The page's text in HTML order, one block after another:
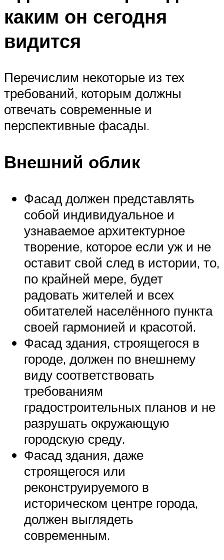
каким он сегодня
видится
Перечислим некоторые из тех
требований, которым должны
отвечать современные и
перспективные фасады.
Внешний облик
Фасад должен представлять
собой индивидуальное и
узнаваемое архитектурное
творение, которое если уж и не
оставит свой след в истории, то,
по крайней мере, будет
радовать жителей и всех
обитателей населённого пункта
своей гармонией и красотой.
Фасад здания, строящегося в
городе, должен по внешнему
виду соответствовать
требованиям
градостроительных планов и не
разрушать окружающую
городскую среду.
Фасад здания, даже
строящегося или
реконструируемого в
историческом центре города,
должен выглядеть
современным.